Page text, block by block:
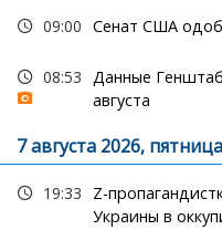
09:00 Сенат США
08:53
Данные
августа
7 августа 2026, пятница
19:33
Z-
Украины в